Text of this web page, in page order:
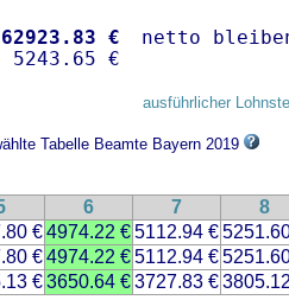
62923.83 €
netto
ausführlicher
Tabelle Beamte Bayern 2019
6 7 8
€4974.22 €5112.94 €
€4974.22 €5112.94 €
€3650.64 €3727.83 €